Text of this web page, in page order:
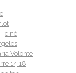
ciné
Volontè
14 18